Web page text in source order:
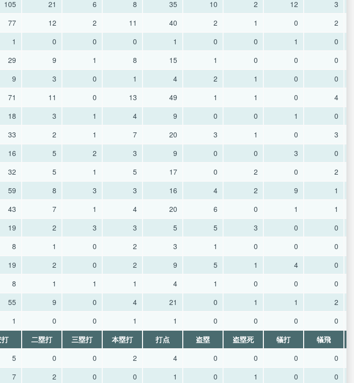
105 21 6 8 35 10 2 12
3
77 12 2 11 40 2 1 0
2
1 0 0 0 1 0 0 1
0
29 9 1 8 15 1 0 0
0
9 3 0 1 4 2 1 0
0
71 11 0 13 49 1 1 0
4
18 3 1 4 9 0 0 1
0
33 2 1 7 20 3 1 0
3
16 5 2 3 9 0 0 3
0
32 5 1 5 17 0 2 0
2
59 8 3 3 16 4 2 9
1
43 7 1 4 20 6 0 1
1
19 2 3 3 5 5 3 0
0
8 1 0 2 3 1 0 0
0
19 2 0 2 9 5 1 4
0
8 1 1 1 4 1 0 0
0
55 9 0 4 21 0 1 1
2
1 0 0 1 1 0 0 0
0
二塁打 三塁打 本塁打 打点 盗塁 盗塁死 犠打
犠飛
5 0 0 2 4 0 0 0
0
7 2 0 0 1 0 1 0
0